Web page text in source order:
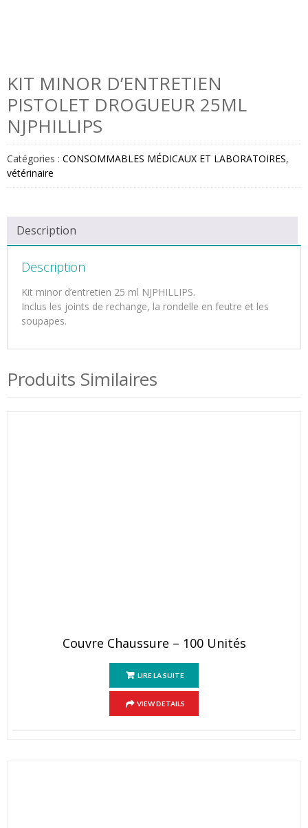
KIT MINOR D’ENTRETIEN
PISTOLET DROGUEUR 25ML
NJPHILLIPS
Catégories : CONSOMMABLES MÉDICAUX ET LABORATOIRES,
vétérinaire
Description
Description
Kit minor d’entretien 25 ml NJPHILLIPS.
Inclus les joints de rechange, la rondelle en feutre et les
soupapes.
Produits Similaires
Couvre Chaussure – 100 Unités
LIRE LA SUITE
VIEW DETAILS